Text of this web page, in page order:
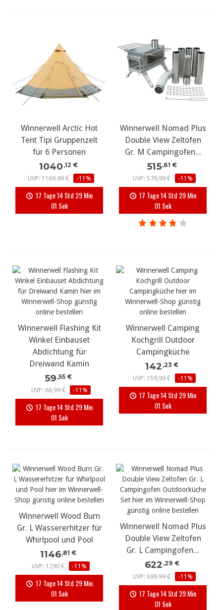
Winnerwell Arctic Hot
Tent Tipi Gruppenzelt
für 6 Personen
1040 ,12 €
UVP: 1169,99 €
-11%
17 Tage 14 Std 29 Min
00 Sek
Winnerwell Nomad Plus
Double View Zeltofen
Gr. M Campingofen...
515,61 €
UVP: 579,99 €
-11%
17 Tage 14 Std 29 Min
00 Sek
Winnerwell Flashing Kit
Winkel Einbauset
Abdichtung für
Dreiwand Kamin
59 ,55 €
UVP: 66,99 €
-11%
17 Tage 14 Std 29 Min
00 Sek
Winnerwell Camping
Kochgrill Outdoor
Campingküche
142 ,23 €
UVP: 159,99 €
-11%
17 Tage 14 Std 29 Min
00 Sek
Winnerwell Wood Burn
Gr. L Wassererhitzer für
Whirlpool und Pool
1146,81 €
UVP: 1290 €
-11%
17 Tage 14 Std 29 Min
00 Sek
Winnerwell Nomad Plus
Double View Zeltofen
Gr. L Campingofen...
622 ,29 €
UVP: 699,99 €
-11%
17 Tage 14 Std 29 Min
00 Sek